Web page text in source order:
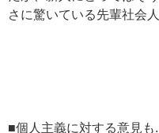
さに驚いている先輩社会
■個人主義に対する意見も